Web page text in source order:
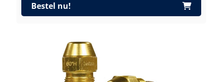
Bestel nu!